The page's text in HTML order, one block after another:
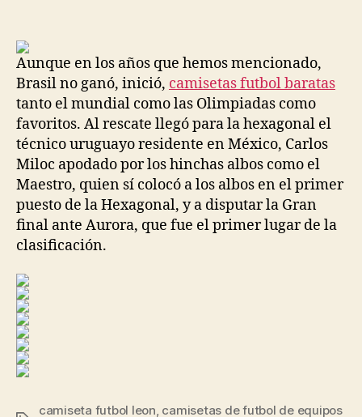
Aunque en los años que hemos mencionado,
Brasil no ganó, inició, camisetas futbol baratas
tanto el mundial como las Olimpiadas como
favoritos. Al rescate llegó para la hexagonal el
técnico uruguayo residente en México, Carlos
Miloc apodado por los hinchas albos como el
Maestro, quien sí colocó a los albos en el primer
puesto de la Hexagonal, y a disputar la Gran
final ante Aurora, que fue el primer lugar de la
clasificación.
camiseta futbol leon, camisetas de futbol de equipos